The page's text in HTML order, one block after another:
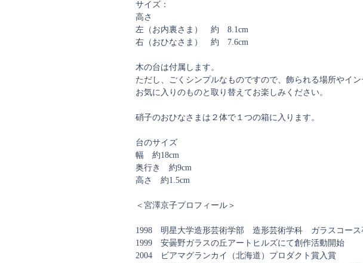
サイズ：
高さ
左（お内裏さま） 約 8.1cm
右（おひなさま） 約 7.6cm
木の台は付属します。
ただし、ごくシンプルなものですので、飾られる場所やイ
お気に入りのものと取り替えてお楽しみください。
硝子のおひなさまは２体で１つの箱に入ります。
台のサイズ
幅 約18cm
奥行き 約9cm
高さ 約1.5cm
＜宮澤京子プロフィール＞
1998 明星大学造形芸術学部 造形芸術学科 ガラスコース
1999 安曇野ガラスの丘アートヒルズにて創作活動開始
2004 ビアマグランカイ（北海道）プロダクト賞入賞